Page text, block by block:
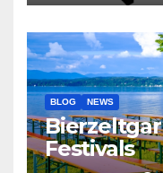
BLOG NEWS
Festivals